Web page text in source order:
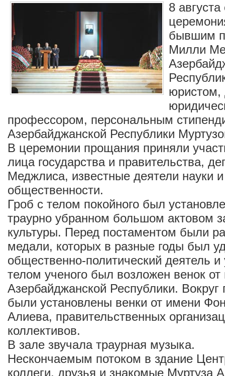
8
бывшим
Милли
юристом,
профессором, персональным
Азербайджанской Республики
В церемонии прощания приняли
лица государства и правительства,
Меджлиса, известные деятели науки
общественности.
Гроб с телом покойного был
траурно убранном большом актовом
культуры. Перед постаментом были
медали, которых в разные годы был
общественно-политический деятель
телом ученого был возложен венок
Азербайджанской Республики. Вокруг
были установлены венки от имени
Алиева, правительственных
коллективов.
В зале звучала траурная музыка.
Нескончаемым потоком в здание
коллеги, друзья и знакомые Муртуза